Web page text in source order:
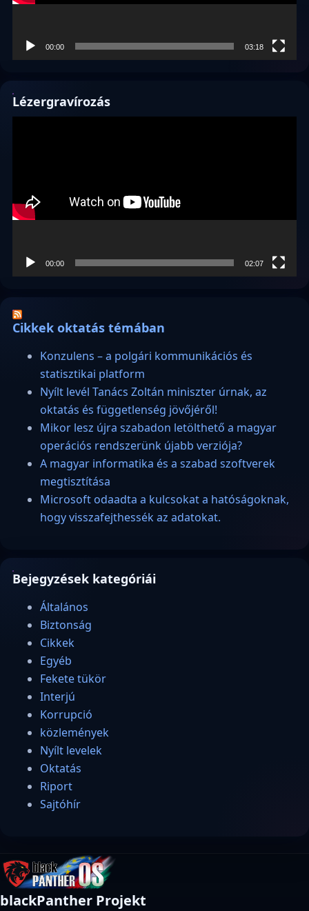
00:00 03:18
Lézergravírozás
00:00 02:07
Cikkek oktatás témában
Konzulens – a polgári kommunikációs és
statisztikai platform
Nyílt levél Tanács Zoltán miniszter úrnak, az
oktatás és függetlenség jövőjéről!
Mikor lesz újra szabadon letölthető a magyar
operációs rendszerünk újabb verziója?
A magyar informatika és a szabad szoftverek
megtisztítása
Microsoft odaadta a kulcsokat a hatóságoknak,
hogy visszafejthessék az adatokat.
Bejegyzések kategóriái
Általános
Biztonság
Cikkek
Egyéb
Fekete tükör
Interjú
Korrupció
közlemények
Nyílt levelek
Oktatás
Riport
Sajtóhír
blackPanther Projekt